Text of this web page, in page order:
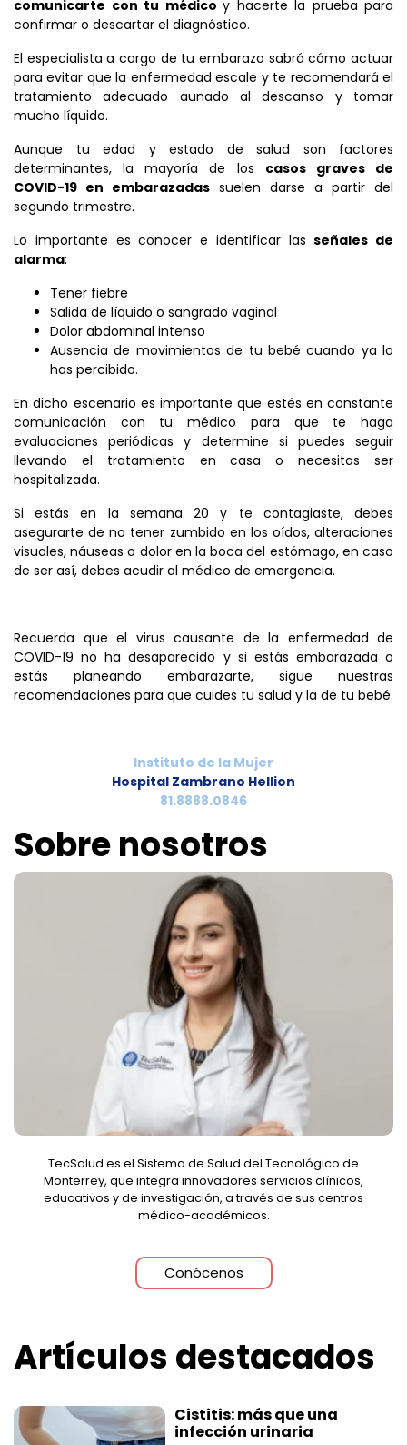
comunicarte con tu médico y hacerte la prueba para
confirmar o descartar el diagnóstico.
El especialista a cargo de tu embarazo sabrá cómo actuar
para evitar que la enfermedad escale y te recomendará el
tratamiento adecuado aunado al descanso y tomar
mucho líquido.
Aunque tu edad y estado de salud son factores
determinantes, la mayoría de los casos graves de
COVID-19 en embarazadas suelen darse a partir del
segundo trimestre.
Lo importante es conocer e identificar lasseñales de
alarma:
Tener fiebre
Salida de líquido o sangrado vaginal
Dolor abdominal intenso
Ausencia de movimientos de tu bebé cuando ya lo
has percibido.
En dicho escenario es importante que estés en constante
comunicación con tu médico para que te haga
evaluaciones periódicas y determine si puedes seguir
llevando el tratamiento en casa o necesitas ser
hospitalizada.
Si estás en la semana 20 y te contagiaste, debes
asegurarte de no tener zumbido en los oídos, alteraciones
visuales, náuseas o dolor en la boca del estómago, en caso
de ser así, debes acudir al médico de emergencia.
Recuerda que el virus causante de la enfermedad de
COVID-19 no ha desaparecido y si estás embarazada o
estás planeando embarazarte, sigue nuestras
recomendaciones para que cuides tu salud y la de tu bebé.
Instituto de la Mujer
Hospital Zambrano Hellion
81.8888.0846
Sobre nosotros
TecSalud es el Sistema de Salud del Tecnológico de
Monterrey, que integra innovadores servicios clínicos,
educativos y de investigación, a través de sus centros
médico-académicos.
Conócenos
Artículos destacados
Cistitis: más que una
infección urinaria